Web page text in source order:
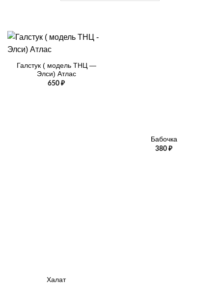
Галстук ( модель ТНЦ —
Элси) Атлас
650 ₽
Бабочка
380 ₽
Халат